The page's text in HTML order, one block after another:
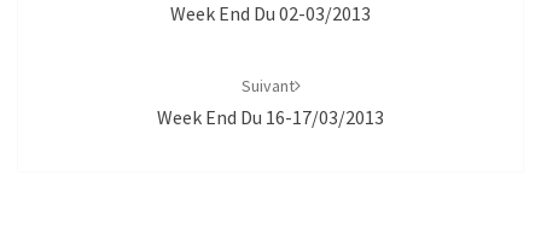
Week End Du 02-03/2013
Suivant
Week End Du 16-17/03/2013